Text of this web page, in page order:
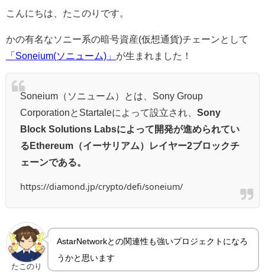
こんにちは、たこのりです。
かの有名なソニー系の暗号資産(仮想通貨)チェーンとして
「Soneium(ソニューム)」 が生まれました！
Soneium（ソニューム）とは、Sony Group
CorporationとStartaleによって設立され、 Sony
Block Solutions Labsによって開発が進められてい
るEthereum（イーサリアム）レイヤー2ブロックチ
ェーンである。
https://diamond.jp/crypto/defi/soneium/
たこのり
AstarNetworkとの関連性も強いプロジェクトになろ
うかと思います